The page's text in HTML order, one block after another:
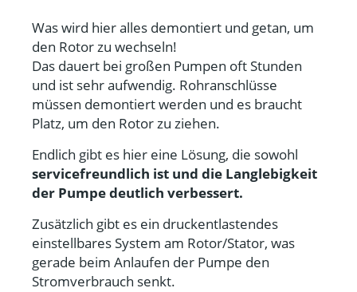
Was wird hier alles demontiert und getan, um
den Rotor zu wechseln!
Das dauert bei großen Pumpen oft Stunden
und ist sehr aufwendig. Rohranschlüsse
müssen demontiert werden und es braucht
Platz, um den Rotor zu ziehen.
Endlich gibt es hier eine Lösung, die sowohl
servicefreundlich ist und die Langlebigkeit
der Pumpe deutlich verbessert.
Zusätzlich gibt es ein druckentlastendes
einstellbares System am Rotor/Stator, was
gerade beim Anlaufen der Pumpe den
Stromverbrauch senkt.